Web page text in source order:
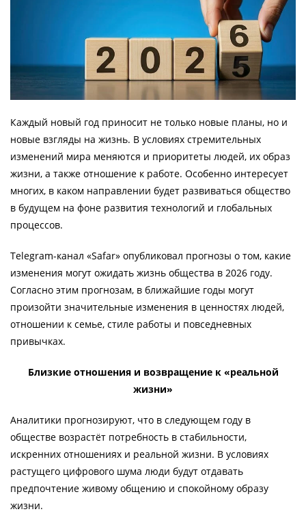
Каждый новый год приносит не только новые планы, но и
новые взгляды на жизнь. В условиях стремительных
изменений мира меняются и приоритеты людей, их образ
жизни, а также отношение к работе. Особенно интересует
многих, в каком направлении будет развиваться общество
в будущем на фоне развития технологий и глобальных
процессов.
Telegram-канал «Safar» опубликовал прогнозы о том, какие
изменения могут ожидать жизнь общества в 2026 году.
Согласно этим прогнозам, в ближайшие годы могут
произойти значительные изменения в ценностях людей,
отношении к семье, стиле работы и повседневных
привычках.
Близкие отношения и возвращение к «реальной
жизни»
Аналитики прогнозируют, что в следующем году в
обществе возрастёт потребность в стабильности,
искренних отношениях и реальной жизни. В условиях
растущего цифрового шума люди будут отдавать
предпочтение живому общению и спокойному образу
жизни.